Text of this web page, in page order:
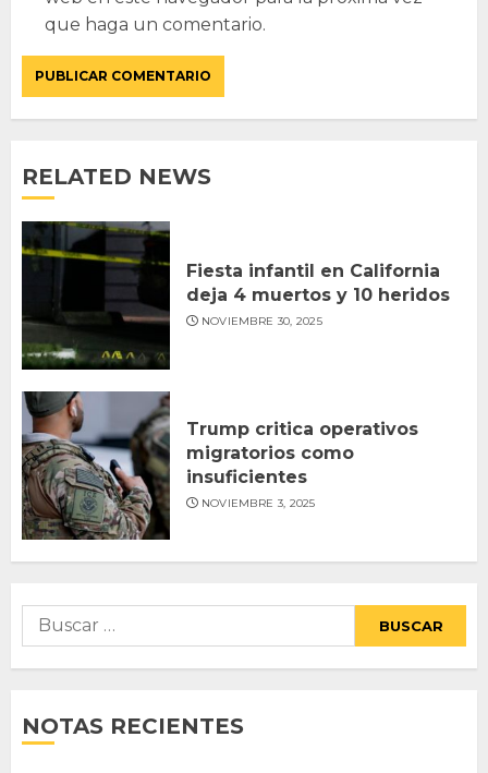
que haga un comentario.
RELATED NEWS
Fiesta infantil en California
deja 4 muertos y 10 heridos
NOVIEMBRE 30, 2025
Trump critica operativos
migratorios como
insuficientes
NOVIEMBRE 3, 2025
Buscar:
NOTAS RECIENTES